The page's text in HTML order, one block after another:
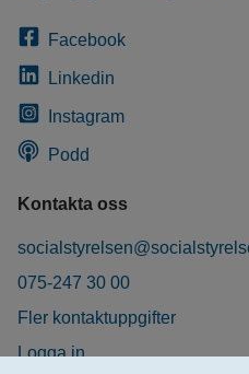
Facebook
Linkedin
Instagram
Podd
Kontakta oss
075-247 30 00
Fler kontaktuppgifter
Logga in